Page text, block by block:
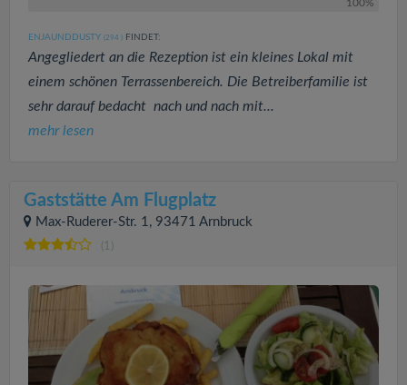
100%
ENJAUNDDUSTY (294 ) FINDET:
Angegliedert an die Rezeption ist ein kleines Lokal mit
einem schönen Terrassenbereich. Die Betreiberfamilie ist
sehr darauf bedacht nach und nach mit...
mehr lesen
Gaststätte Am Flugplatz
Max-Ruderer-Str. 1, 93471 Arnbruck
(1)